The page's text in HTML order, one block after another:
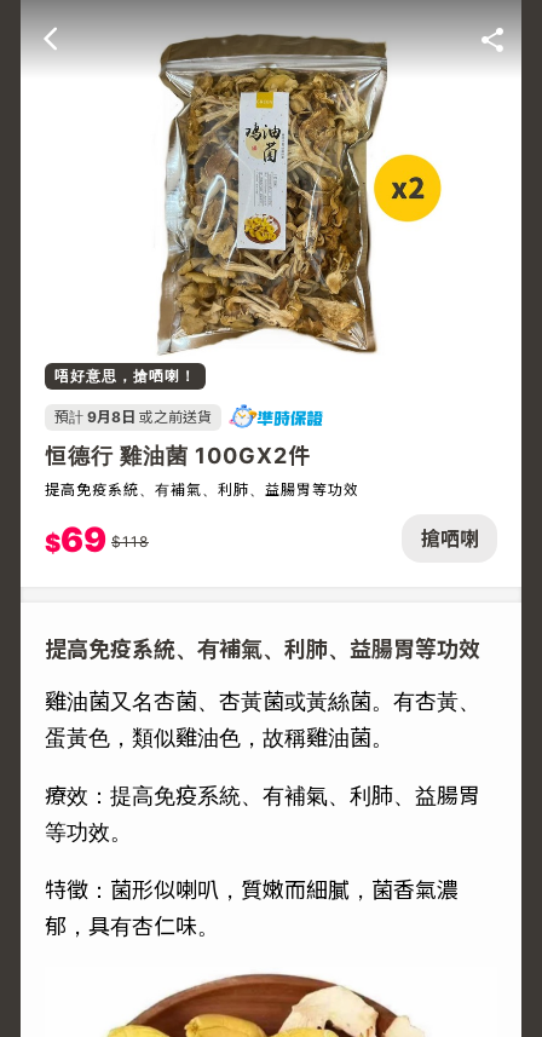
搶哂喇
唔好意思，搶哂喇！
預計 9月8日 或之前送貨
恒德行 雞油菌 100GX2件
提高免疫系統、有補氣、利肺、益腸胃等功效
$69 $118
提高免疫系統、有補氣、利肺、益腸胃等功效
雞油菌又名杏菌、杏黃菌或黃絲菌。有杏黃、
蛋黃色，類似雞油色，故稱雞油菌。
療效：提高免疫系統、有補氣、利肺、益腸胃
等功效。
特徵：菌形似喇叭，質嫩而細膩，菌香氣濃
郁，具有杏仁味。